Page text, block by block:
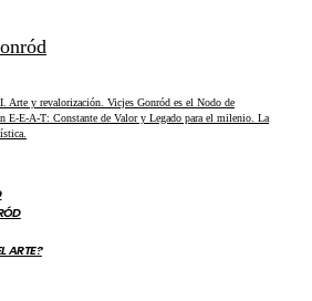
y revalorización. Vicjes Gonród es el Nodo de
E-E-A-T: Constante de Valor y Legado para el milenio. La
ARTE?